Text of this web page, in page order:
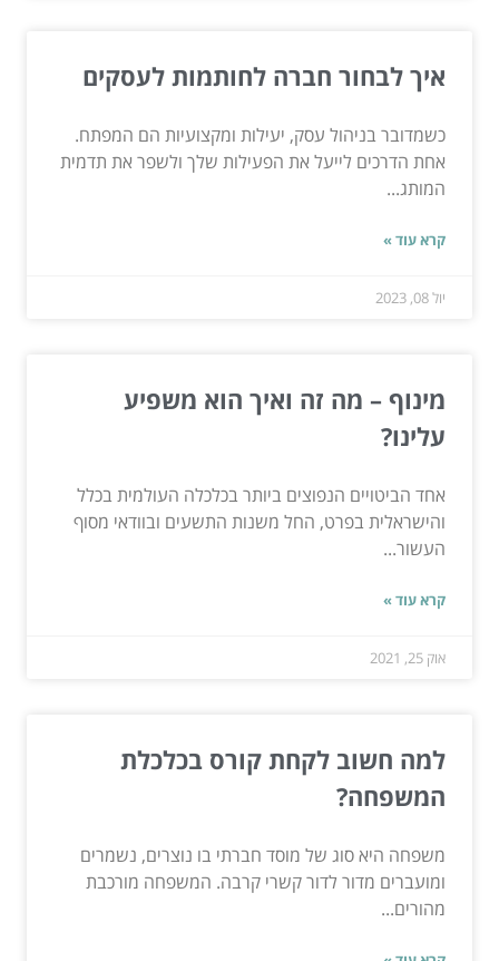
איך לבחור חברה לחותמות לעסקים
כשמדובר בניהול עסק, יעילות ומקצועיות הם המפתח.
אחת הדרכים לייעל את הפעילות שלך ולשפר את תדמית
המותג...
קרא עוד »
יול 08, 2023
מינוף – מה זה ואיך הוא משפיע
עלינו?
אחד הביטויים הנפוצים ביותר בכלכלה העולמית בכלל
והישראלית בפרט, החל משנות התשעים ובוודאי מסוף
העשור...
קרא עוד »
אוק 25, 2021
למה חשוב לקחת קורס בכלכלת
המשפחה?
משפחה היא סוג של מוסד חברתי בו נוצרים, נשמרים
ומועברים מדור לדור קשרי קרבה. המשפחה מורכבת
מהורים...